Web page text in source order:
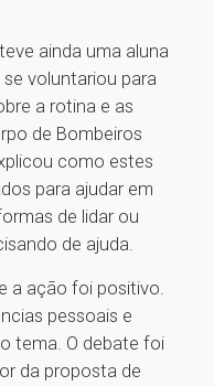
ainda uma aluna
voluntariou para
a rotina e as
de Bombeiros
como estes
para ajudar em
de lidar ou
de ajuda.
a ação foi positivo.
pessoais e
tema. O debate foi
da proposta de